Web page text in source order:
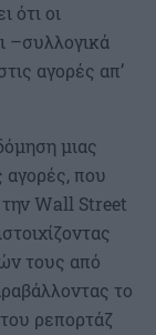
ότι οι
–συλλογικά
αγορές απ’
μιας
αγορές, που
Wall Street
τους από
το
ρεπορτάζ